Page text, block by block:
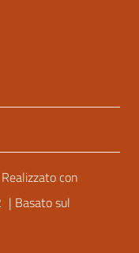
con
| Basato sul